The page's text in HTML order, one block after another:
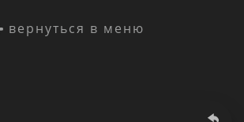
вернуться в меню